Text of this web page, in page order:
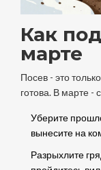
Как
марте
Посев - это
готова. В марте -
Уберите
вынесите на
Разрыхлите